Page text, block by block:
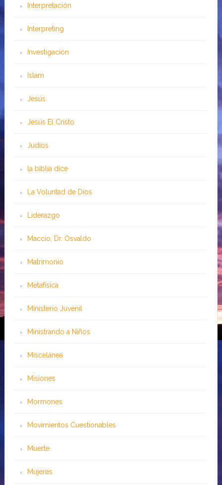
Interpretación
Interpreting
Investigación
Islam
Jesús
Jesús El Cristo
Judíos
la biblia dice
La Voluntad de Dios
Liderazgo
Maccio, Dr. Osvaldo
Matrimonio
Metafísica
Ministerio Juvenil
Ministrando a Niños
Miscelánea
Misiones
Mormones
Movimientos Cuestionables
Muerte
Mujeres